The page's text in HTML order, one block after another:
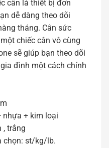
cân là thiết bị đơn
dễ dàng theo dõi
tháng. Cân sức
chiếc cân vô cùng
sẽ giúp bạn theo dõi
đình một cách chính
nhựa + kim loại
, trắng
chọn: st/kg/lb.